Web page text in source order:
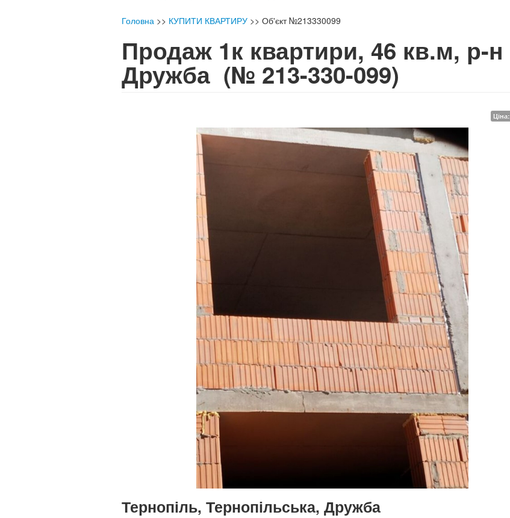
Головна >> КУПИТИ КВАРТИРУ >> Об'єкт №213330099
Продаж 1к квартири, 46 кв.м, р-н
Дружба (№ 213-330-099)
Ціна:
Тернопіль, Тернопільська, Дружба